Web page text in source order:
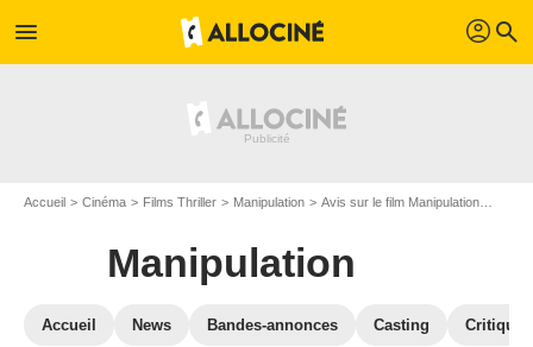
menu profil search
Accueil Cinéma Films Thriller Manipulation Avis sur le film Manipulation
Manipulation
Accueil News Bandes-annonces Casting